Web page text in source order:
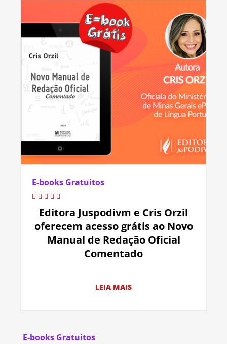
E-books Gratuitos
Editora Juspodivm e Cris Orzil
oferecem acesso grátis ao Novo
Manual de Redação Oficial
Comentado
LEIA MAIS
E-books Gratuitos